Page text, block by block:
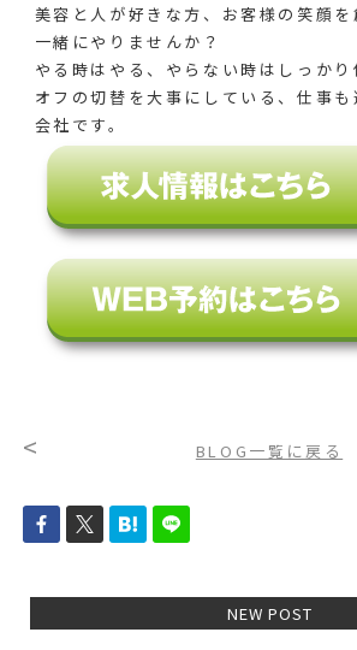
美容と人が好きな方、お客様の笑顔
一緒にやりませんか？
やる時はやる、やらない時はしっか
オフの切替を大事にしている、仕事も
会社です。
< BLOG一覧に戻る
NEW POST